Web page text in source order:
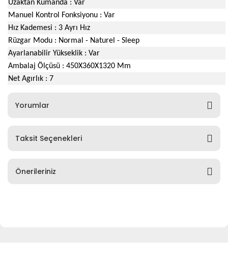
Uzaktan Kumanda : Var
Manuel Kontrol Fonksiyonu : Var
Hız Kademesi : 3 Ayrı Hız
Rüzgar Modu : Normal - Naturel - Sleep
Ayarlanabilir Yükseklik : Var
Ambalaj Ölçüsü : 450X360X1320 Mm
Net Agırlık : 7
Yorumlar
Taksit Seçenekleri
Önerileriniz